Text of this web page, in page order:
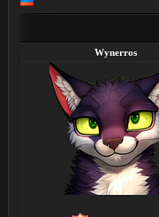
Wynerros